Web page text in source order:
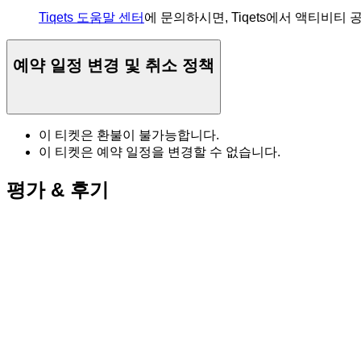
Tiqets 도움말 센터 에 문의하시면, Tiqets에서 액티비티
예약 일정 변경 및 취소 정책
이 티켓은 환불이 불가능합니다.
이 티켓은 예약 일정을 변경할 수 없습니다.
평가 & 후기